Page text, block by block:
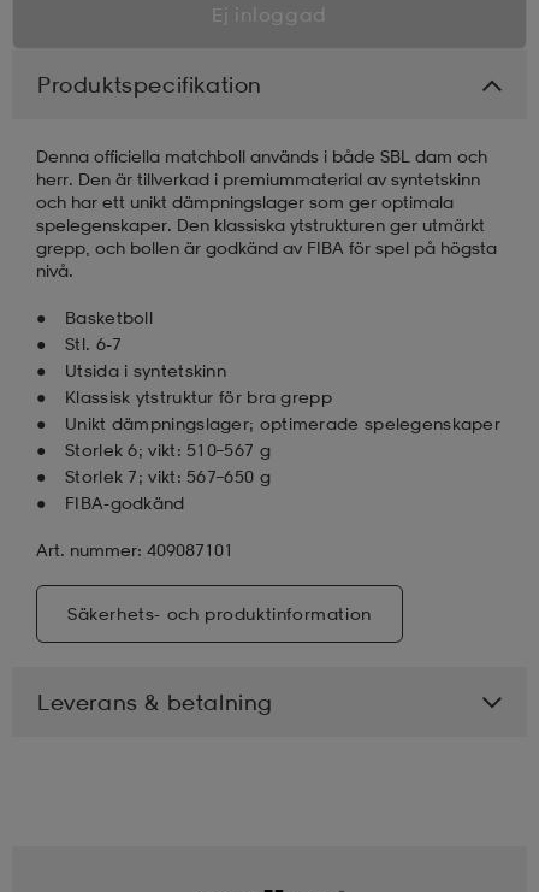
Ej inloggad
Produktspecifikation
Denna officiella matchboll används i både SBL dam och
herr. Den är tillverkad i premiummaterial av syntetskinn
och har ett unikt dämpningslager som ger optimala
spelegenskaper. Den klassiska ytstrukturen ger utmärkt
grepp, och bollen är godkänd av FIBA för spel på högsta
nivå.
Basketboll
Stl. 6-7
Utsida i syntetskinn
Klassisk ytstruktur för bra grepp
Unikt dämpningslager; optimerade spelegenskaper
Storlek 6; vikt: 510–567 g
Storlek 7; vikt: 567–650 g
FIBA-godkänd
Art. nummer: 409087101
Säkerhets- och produktinformation
Leverans & betalning